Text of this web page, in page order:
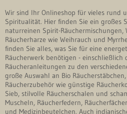
Wir sind Ihr Onlineshop für vieles rund
Spiritualität. Hier finden Sie ein großes
naturreinen Spirit-Räuchermischungen,
Räucherharze wie Weihrauch und
finden Sie alles, was Sie für eine
Räucherwerk benötigen - einschließlich
Räucheranleitungen zu den
große Auswahl an Bio
Räucherzubehör wie günstige
Sieb, stilvolle Räucherschalen und
Muscheln, Räucherfedern,
und Medizinbeutelchen. Auch